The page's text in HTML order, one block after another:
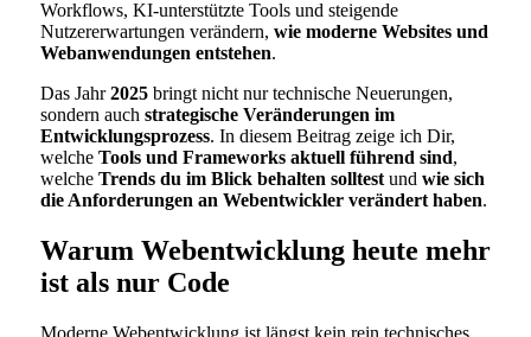
Workflows, KI-unterstützte Tools und steigende
Nutzererwartungen verändern, wie moderne Websites und
Webanwendungen entstehen.
Das Jahr2025bringt nicht nur technische Neuerungen,
sondern auch strategische Veränderungen im
Entwicklungsprozess. In diesem Beitrag zeige ich Dir,
welche Tools und Frameworks aktuell führend sind,
welche Trends du im Blick behalten solltestund wie sich
die Anforderungen an Webentwickler verändert haben.
Warum Webentwicklung heute mehr
ist als nur Code
Moderne Webentwicklung ist längst kein rein technisches